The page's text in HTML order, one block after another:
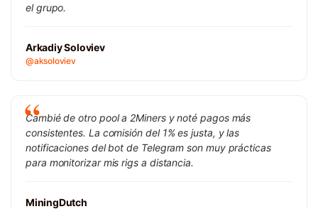
el grupo.
Arkadiy Soloviev
@aksoloviev
Cambié de otro pool a 2Miners y noté pagos más
consistentes. La comisión del 1% es justa, y las
notificaciones del bot de Telegram son muy prácticas
para monitorizar mis rigs a distancia.
MiningDutch